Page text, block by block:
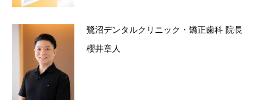
鷺沼デンタルクリニック・矯正歯科 院長
櫻井章人